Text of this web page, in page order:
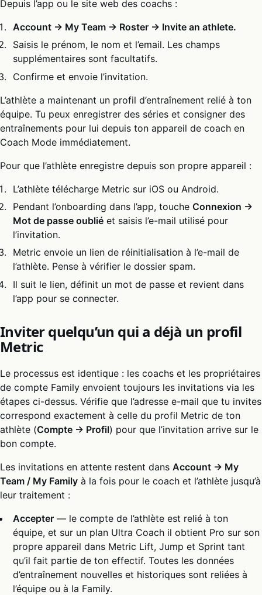
Depuis l’app ou le site web des coachs :
Account → My Team → Roster → Invite an athlete.
Saisis le prénom, le nom et l’email. Les champs
supplémentaires sont facultatifs.
Confirme et envoie l’invitation.
L’athlète a maintenant un profil d’entraînement relié à ton
équipe. Tu peux enregistrer des séries et consigner des
entraînements pour lui depuis ton appareil de coach en
Coach Mode immédiatement.
Pour que l’athlète enregistre depuis son propre appareil :
L’athlète télécharge Metric sur iOS ou Android.
Pendant l’onboarding dans l’app, toucheConnexion →
Mot de passe oublié et saisis l’e-mail utilisé pour
l’invitation.
Metric envoie un lien de réinitialisation à l’e-mail de
l’athlète. Pense à vérifier le dossier spam.
Il suit le lien, définit un mot de passe et revient dans
l’app pour se connecter.
Inviter quelqu’un qui a déjà un profil
Metric
Le processus est identique : les coachs et les propriétaires
de compte Family envoient toujours les invitations via les
étapes ci-dessus. Vérifie que l’adresse e-mail que tu invites
correspond exactement à celle du profil Metric de ton
athlète (Compte → Profil) pour que l’invitation arrive sur le
bon compte.
Les invitations en attente restent dans Account → My
Team / My Family à la fois pour le coach et l’athlète jusqu’à
leur traitement :
Accepter — le compte de l’athlète est relié à ton
équipe, et sur un plan Ultra Coach il obtient Pro sur son
propre appareil dans Metric Lift, Jump et Sprint tant
qu’il fait partie de ton effectif. Toutes les données
d’entraînement nouvelles et historiques sont reliées à
l’équipe ou à la Family.